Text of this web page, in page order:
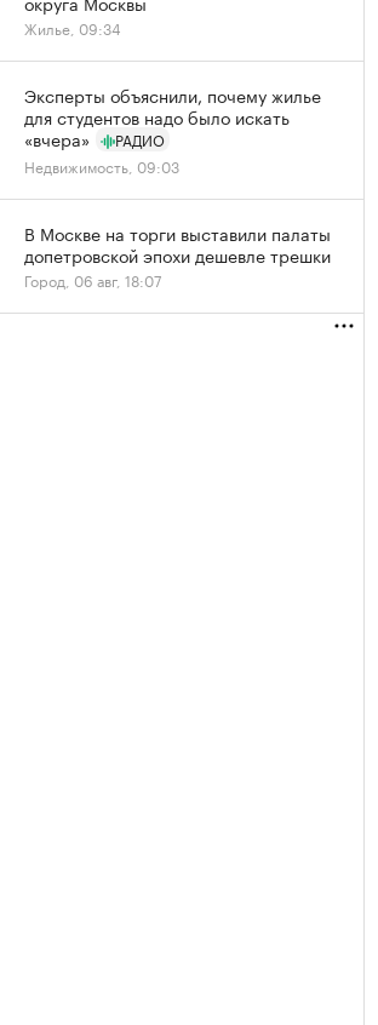
Жилье, 09:34
Эксперты объяснили, почему жилье
для студентов надо было искать
«вчера»
РАДИО
Недвижимость, 09:03
В Москве на торги выставили палаты
допетровской эпохи дешевле трешки
Город, 06 авг, 18:07